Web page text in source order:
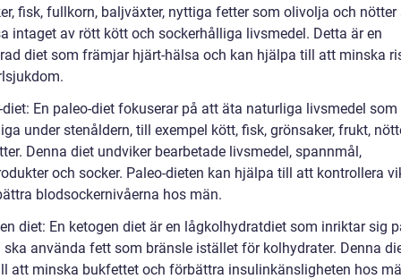
fisk, fullkorn, baljväxter, nyttiga fetter som olivolja och nötter
intaget av rött kött och sockerhålliga livsmedel. Detta är en
diet som främjar hjärt-hälsa och kan hjälpa till att minska
En paleo-diet fokuserar på att äta naturliga livsmedel
under stenåldern, till exempel kött, fisk, grönsaker, frukt,
Denna diet undviker bearbetade livsmedel, spannmål,
och socker. Paleo-dieten kan hjälpa till att kontrollera
blodsockernivåerna hos män.
diet: En ketogen diet är en lågkolhydratdiet som inriktar sig
ska använda fett som bränsle istället för kolhydrater. Denna
att minska bukfettet och förbättra insulinkänsligheten hos